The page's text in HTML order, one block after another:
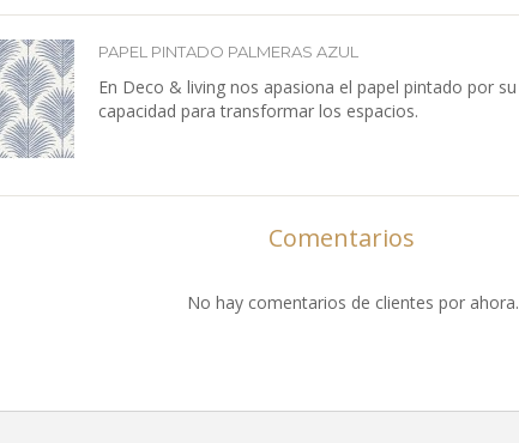
PAPEL PINTADO PALMERAS AZUL
En Deco & living nos apasiona el papel pintado por su
capacidad para transformar los espacios.
Comentarios
No hay comentarios de clientes por ahora.